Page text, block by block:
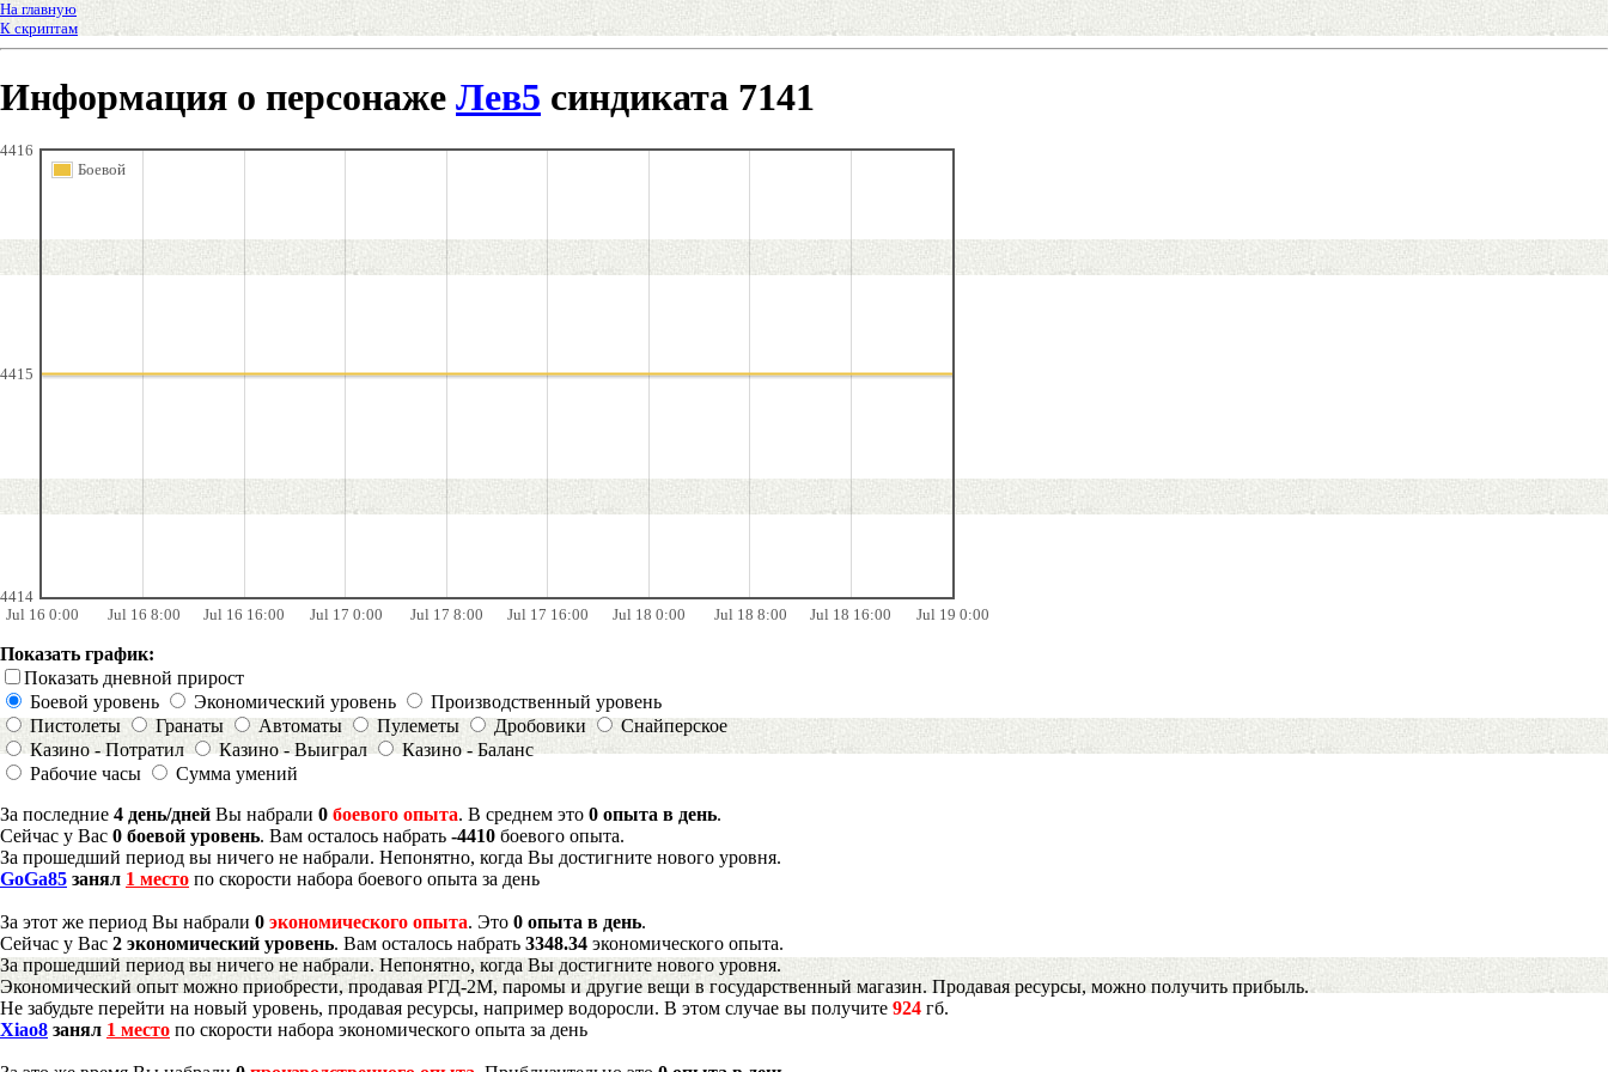
На главную
К скриптам
Информация о персонаже Лев5 синдиката 7141
Jul 16 0:00 Jul 16 8:00 Jul 16 16:00 Jul 17 0:00 Jul 17 8:00 Jul 17 16:00 Jul 18 0:00 Jul 18 8:00 Jul 18 16:00 Jul 19 0:00
4414
4415
4416
Боевой
Показать график:
Показать дневной прирост
Боевой уровень
Экономический уровень
Производственный уровень
Пистолеты
Гранаты Автоматы Пулеметы Дробовики
Снайперское
Казино - Потратил
Казино - Выиграл
Казино - Баланс
Рабочие часы
Сумма умений
За последние 4 день/дней Вы набрали 0 боевого опыта. В среднем это 0 опыта в день.
Сейчас у Вас 0 боевой уровень. Вам осталось набрать -4410 боевого опыта.
За прошедший период вы ничего не набрали. Непонятно, когда Вы достигните нового уровня.
GoGa85 занял 1 место по скорости набора боевого опыта за день
За этот же период Вы набрали 0 экономического опыта. Это 0 опыта в день.
Сейчас у Вас 2 экономический уровень. Вам осталось набрать 3348.34 экономического опыта.
За прошедший период вы ничего не набрали. Непонятно, когда Вы достигните нового уровня.
Экономический опыт можно приобрести, продавая РГД-2М, паромы и другие вещи в государственный магазин. Продавая ресурсы, можно получить прибыль.
Не забудьте перейти на новый уровень, продавая ресурсы, например водоросли. В этом случае вы получите 924 гб.
Xiao8 занял 1 место по скорости набора экономического опыта за день